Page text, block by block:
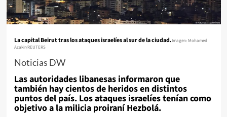
La capital Beirut tras los ataques israelíes al sur de la ciudad.Imagen: Mohamed
Azakir/REUTERS
Noticias DW
Las autoridades libanesas informaron que
también hay cientos de heridos en distintos
puntos del país. Los ataques israelíes tenían como
objetivo a la milicia proiraní Hezbolá.